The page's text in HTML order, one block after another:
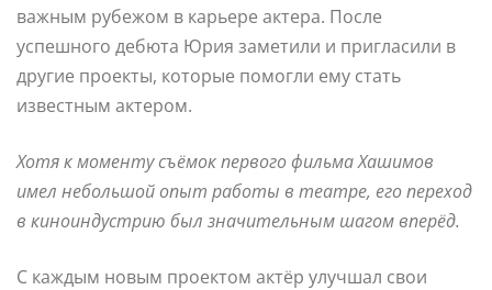
важным рубежом в карьере актера. После
успешного дебюта Юрия заметили и пригласили в
другие проекты, которые помогли ему стать
известным актером.
Хотя к моменту съёмок первого фильма Хашимов
имел небольшой опыт работы в театре, его переход
в киноиндустрию был значительным шагом вперёд.
С каждым новым проектом актёр улучшал свои